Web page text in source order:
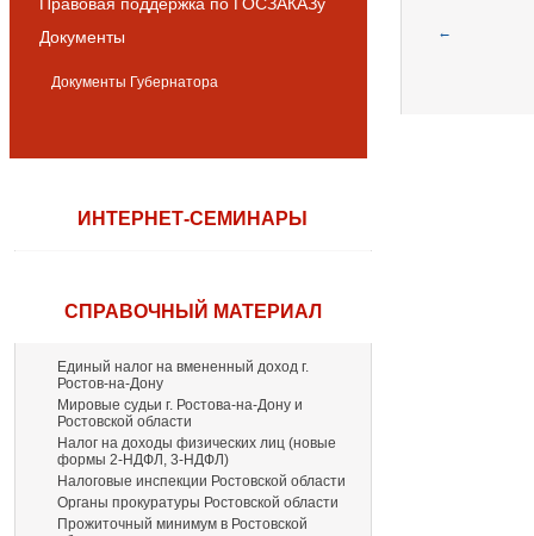
Документы
Документы Губернатора
ИНТЕРНЕТ-СЕМИНАРЫ
СПРАВОЧНЫЙ МАТЕРИАЛ
Единый налог на вмененный доход г.
Ростов-на-Дону
Мировые судьи г. Ростова-на-Дону и
Ростовской области
Налог на доходы физических лиц (новые
формы 2-НДФЛ, 3-НДФЛ)
Налоговые инспекции Ростовской области
Органы прокуратуры Ростовской области
Прожиточный минимум в Ростовской
←